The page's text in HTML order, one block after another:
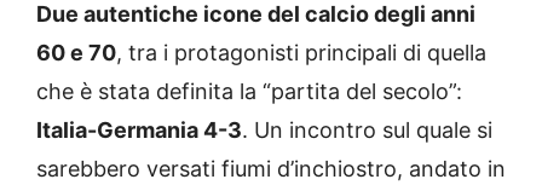
Due autentiche icone del calcio degli anni
60 e 70, tra i protagonisti principali di quella
che è stata definita la “partita del secolo”:
Italia-Germania 4-3. Un incontro sul quale si
sarebbero versati fiumi d’inchiostro, andato in